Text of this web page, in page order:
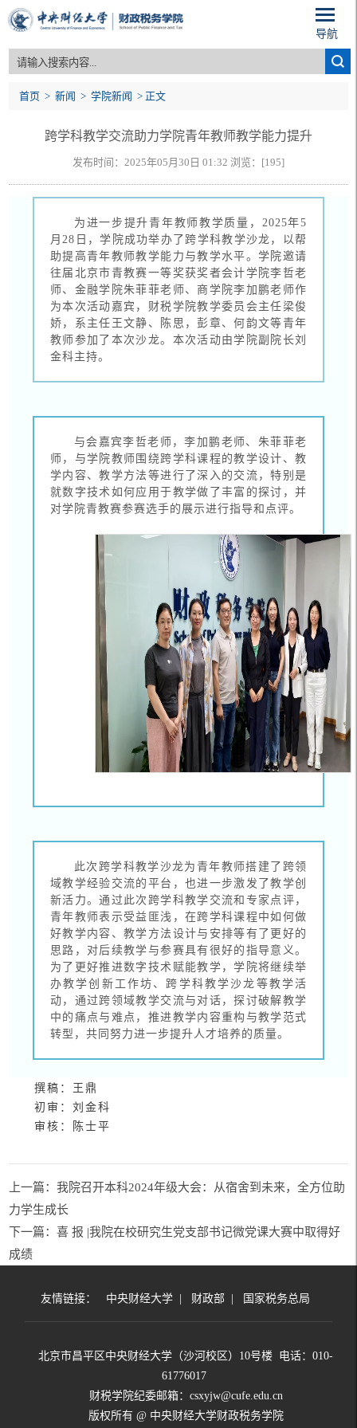
导航
首页 > 新闻 > 学院新闻 > 正文
跨学科教学交流助力学院青年教师教学能力提升
发布时间：2025年05月30日 01:32 浏览：[195]
为进一步提升青年教师教学质量，2025年5
月28日，学院成功举办了跨学科教学沙龙，以帮
助提高青年教师教学能力与教学水平。学院邀请
往届北京市青教赛一等奖获奖者会计学院李哲老
师、金融学院朱菲菲老师、商学院李加鹏老师作
为本次活动嘉宾，财税学院教学委员会主任梁俊
娇，系主任王文静、陈思，彭章、何韵文等青年
教师参加了本次沙龙。本次活动由学院副院长刘
金科主持。
与会嘉宾李哲老师，李加鹏老师、朱菲菲老
师，与学院教师围绕跨学科课程的教学设计、教
学内容、教学方法等进行了深入的交流，特别是
就数字技术如何应用于教学做了丰富的探讨，并
对学院青教赛参赛选手的展示进行指导和点评。
此次跨学科教学沙龙为青年教师搭建了跨领
域教学经验交流的平台，也进一步激发了教学创
新活力。通过此次跨学科教学交流和专家点评，
青年教师表示受益匪浅，在跨学科课程中如何做
好教学内容、教学方法设计与安排等有了更好的
思路，对后续教学与参赛具有很好的指导意义。
为了更好推进数字技术赋能教学，学院将继续举
办教学创新工作坊、跨学科教学沙龙等教学活
动，通过跨领域教学交流与对话，探讨破解教学
中的痛点与难点，推进教学内容重构与教学范式
转型，共同努力进一步提升人才培养的质量。
撰稿： 王鼎
初审：刘金科
审核：陈士平
上一篇：我院召开本科2024年级大会：从宿舍到未来，全方位助
力学生成长
下一篇：喜 报 |我院在校研究生党支部书记微党课大赛中取得好
成绩
友情链接： 中央财经大学 财政部 国家税务总局
北京市昌平区中央财经大学（沙河校区）10号楼 电话：010-
61776017
财税学院纪委邮箱：csxyjw@cufe.edu.cn
版权所有 @ 中央财经大学财政税务学院